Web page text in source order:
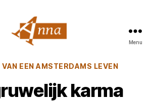
van
Menu
Categorieën
VAN EEN AMSTERDAMS LEVEN
karma